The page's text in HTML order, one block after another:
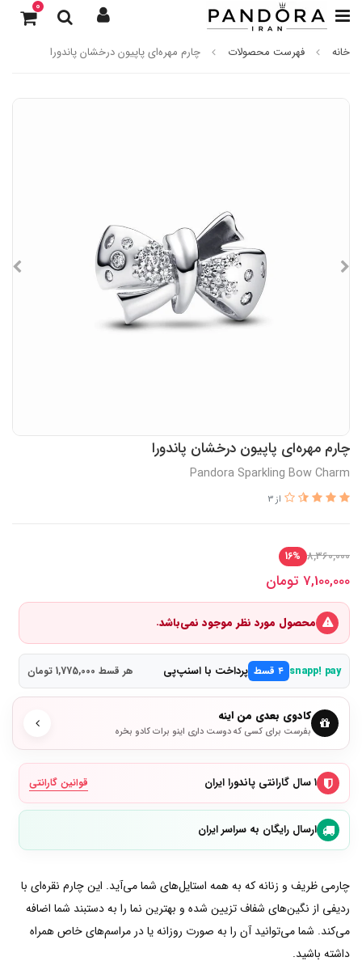
0
خانه فهرست محصولات چارم مهره‌ای پاپیون درخشان پاندورا
چارم مهره‌ای پاپیون درخشان پاندورا
Pandora Sparkling Bow Charm
از 3
8,360,000
16%
7,100,000 تومان
محصول مورد نظر موجود نمی‌باشد.
snapp! pay ۴ قسط پرداخت با اسنپ‌پی هر قسط 1,775,000 تومان
کادوی بعدی من اینه
بفرست برای کسی که دوست داری اینو برات کادو بخره
۱ سال گارانتی پاندورا ایران قوانین گارانتی
ارسال رایگان به سراسر ایران
چارمی ظریف و زنانه که به همه استایل‌های شما می‌آید. این چارم نقره‌ای با
ردیفی از نگین‌های شفاف تزیین شده و بهترین نما را به دستبند شما اضافه
می‌کند. شما می‌توانید آن را به صورت روزانه یا در مراسم‌های خاص همراه
داشته باشید.